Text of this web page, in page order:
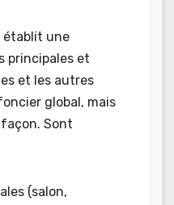
établit une
principales et
et les autres
global, mais
Sont
(salon,